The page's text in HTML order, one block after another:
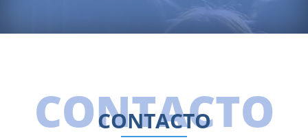
CONTACTO
CONTACTO